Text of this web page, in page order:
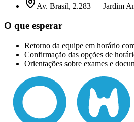
Av. Brasil, 2.283 — Jardim
O que esperar
Retorno da equipe em horário
Confirmação das opções de
Orientações sobre exames e